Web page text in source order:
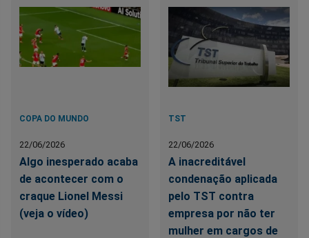
COPA DO MUNDO
22/06/2026
Algo inesperado acaba
de acontecer com o
craque Lionel Messi
(veja o vídeo)
TST
22/06/2026
A inacreditável
condenação aplicada
pelo TST contra
empresa por não ter
mulher em cargos de